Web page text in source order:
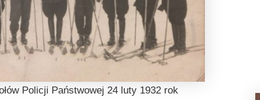
Policji Państwowej 24 luty 1932 rok